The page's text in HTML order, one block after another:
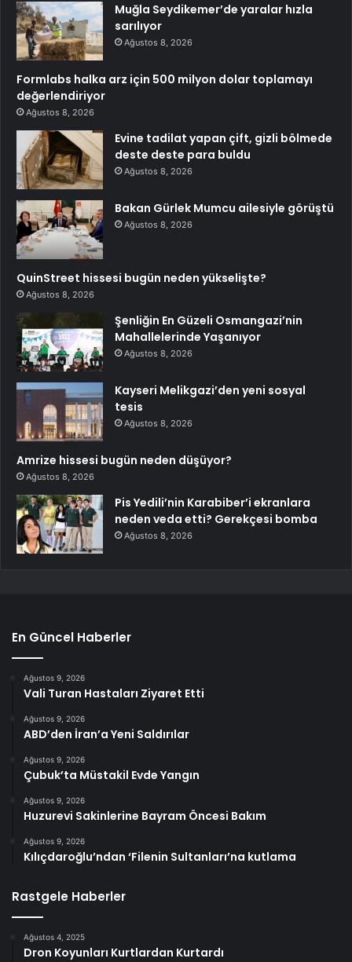
Muğla Seydikemer’de yaralar hızla
sarılıyor
Ağustos 8, 2026
Formlabs halka arz için 500 milyon dolar toplamayı
değerlendiriyor
Ağustos 8, 2026
Evine tadilat yapan çift, gizli bölmede
deste deste para buldu
Ağustos 8, 2026
Bakan Gürlek Mumcu ailesiyle görüştü
Ağustos 8, 2026
QuinStreet hissesi bugün neden yükselişte?
Ağustos 8, 2026
Şenliğin En Güzeli Osmangazi’nin
Mahallelerinde Yaşanıyor
Ağustos 8, 2026
Kayseri Melikgazi’den yeni sosyal
tesis
Ağustos 8, 2026
Amrize hissesi bugün neden düşüyor?
Ağustos 8, 2026
Pis Yedili’nin Karabiber’i ekranlara
neden veda etti? Gerekçesi bomba
Ağustos 8, 2026
En Güncel Haberler
Ağustos 9, 2026
Vali Turan Hastaları Ziyaret Etti
Ağustos 9, 2026
ABD’den İran’a Yeni Saldırılar
Ağustos 9, 2026
Çubuk’ta Müstakil Evde Yangın
Ağustos 9, 2026
Huzurevi Sakinlerine Bayram Öncesi Bakım
Ağustos 9, 2026
Kılıçdaroğlu’ndan ‘Filenin Sultanları’na kutlama
Rastgele Haberler
Ağustos 4, 2025
Dron Koyunları Kurtlardan Kurtardı